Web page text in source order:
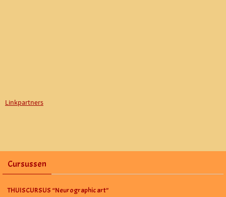
Linkpartners
Cursussen
THUISCURSUS “Neurographic art”